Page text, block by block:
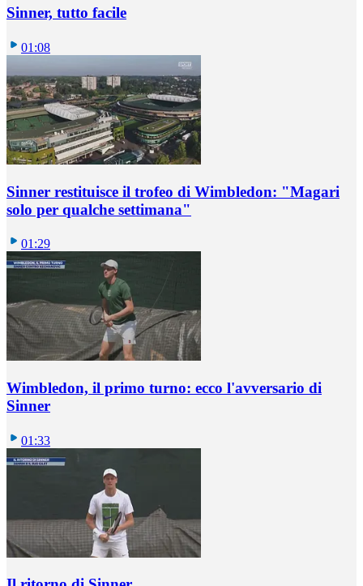
Sinner, tutto facile
01:08
Sinner restituisce il trofeo di Wimbledon: "Magari
solo per qualche settimana"
01:29
Wimbledon, il primo turno: ecco l'avversario di
Sinner
01:33